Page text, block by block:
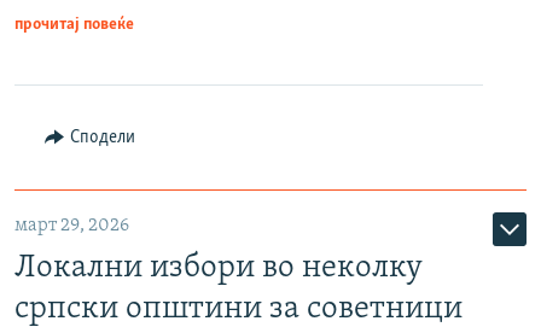
прочитај повеќе
Сподели
март 29, 2026
Локални избори во неколку
српски општини за советници